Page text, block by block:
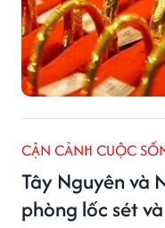
CẬN CẢNH CUỘC
Tây Nguyên và
phòng lốc sét